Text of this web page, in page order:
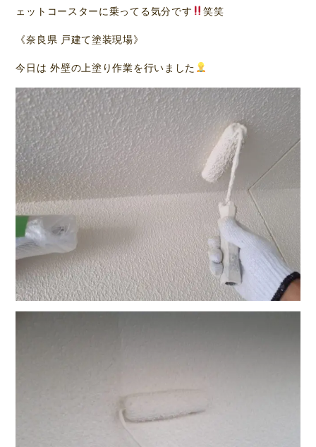
ェットコースターに乗ってる気分です
笑笑
《奈良県 戸建て塗装現場》
今日は 外壁の上塗り作業を行いました